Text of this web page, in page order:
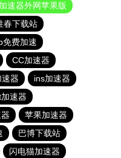
速器外网苹果版
春下载站
免费加速
CC加速器
器
ins加速器
速器
苹果加速器
巴博下载站
闪电猫加速器